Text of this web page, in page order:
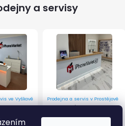
a servisy
ve Vyškově
682 01
Prodejna a servis v Prostějově
Prostějov 9/12, 796 01 Prostějov